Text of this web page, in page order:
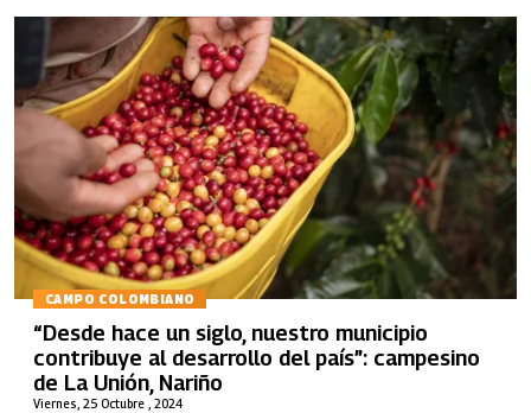
CAMPO COLOMBIANO
Viernes, 25 Octubre , 2024
“Desde hace un siglo, nuestro municipio
contribuye al desarrollo del país”: campesino
de La Unión, Nariño